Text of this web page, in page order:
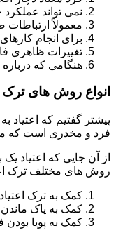
نمی تواند
معمولاً
برای انجام
تغییرات ظاهری
هنگامی که
انواع روش های ترک
پیشتر گفتیم که اعتیاد
فرد و مخدری است که
از آن جایی که اعتیاد
روش های مختلف ترک
کمک به ترک اعتیاد
کمک به پاک ماندن
کمک به پویا بودن